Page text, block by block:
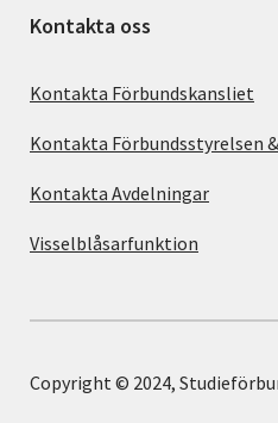
Kontakta oss
Kontakta Förbundskansliet
Kontakta Förbundsstyrelsen
Kontakta Avdelningar
Visselblåsarfunktion
Copyright © 2024,